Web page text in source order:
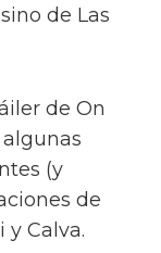
de Las
de On
(y
de
y Calva.